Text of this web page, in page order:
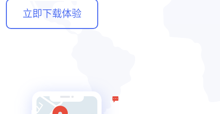
立即下载体验